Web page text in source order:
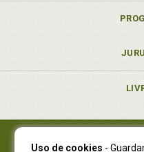
Uso de cookies -